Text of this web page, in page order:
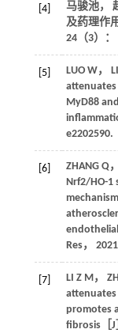
[4]
马骏池，
及药理作
24（3）：
[5] LUO W，
MyD88
e2202590.
[6] ZHANG Q，
Nrf2/HO-1
Res， 2021
[7] LI Z M，
promotes
fibrosis［J